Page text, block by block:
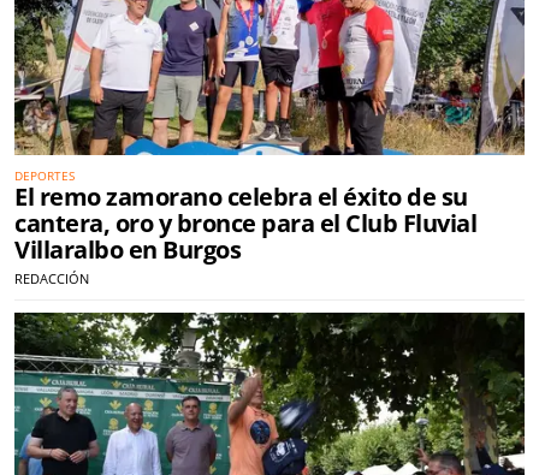
DEPORTES
El remo zamorano celebra el éxito de su
cantera, oro y bronce para el Club Fluvial
Villaralbo en Burgos
REDACCIÓN